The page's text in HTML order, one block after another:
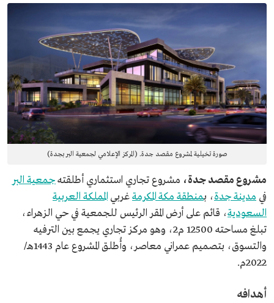
صورة تخيلية لمشروع مقصد جدة. (المركز الإعلامي لجمعية البر بجدة)
مشروع مقصد جدة، مشروع تجاري استثماري أطلقتهجمعية البر
في مدينة جدة، بمنطقة مكة المكرمةغربي المملكة العربية
السعودية، قائم على أرض المقر الرئيس للجمعية في حي الزهراء،
تبلغ مساحته 12500 م2، وهو مركز تجاري يجمع بين الترفيه
والتسوق، بتصميم عمراني معاصر، وأُطلق المشروع عام 1443هـ/
2022م.
أهدافه